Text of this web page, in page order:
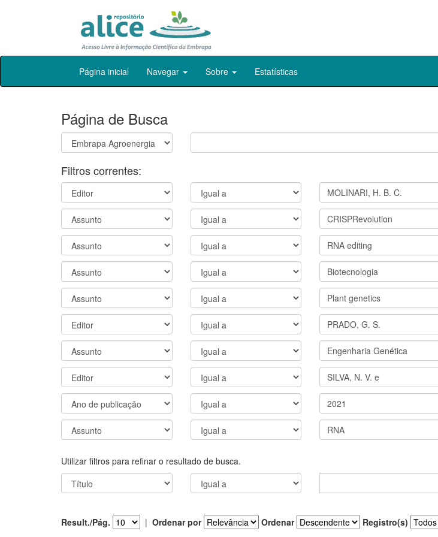
Skip
Página inicial Navegar Sobre Estatísticas
Página de Busca
Filtros correntes:
Utilizar filtros para refinar o resultado de busca.
Result./Pág. | Ordenar por Ordenar Registro(s)